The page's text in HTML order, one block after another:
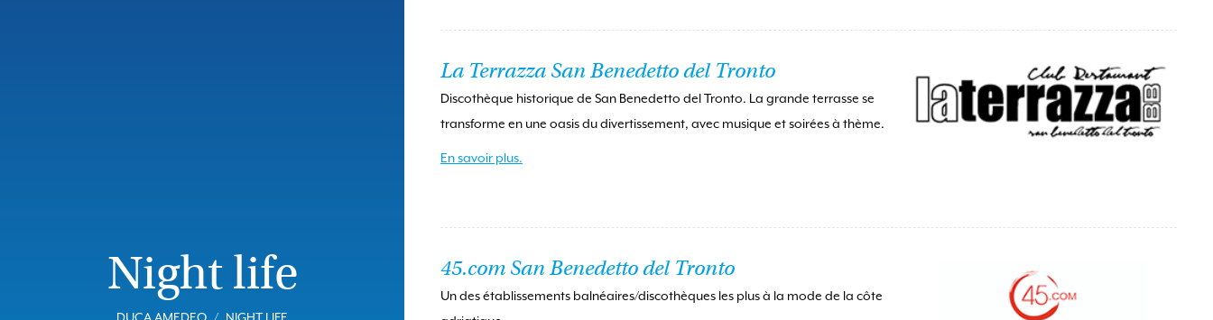
Night life
DUCA AMEDEO NIGHT LIFE
La Terrazza San Benedetto del Tronto
Discothèque historique de San Benedetto del Tronto. La grande terrasse se
transforme en une oasis du divertissement, avec musique et soirées à thème.
En savoir plus.
45.com San Benedetto del Tronto
Un des établissements balnéaires/discothèques les plus à la mode de la côte